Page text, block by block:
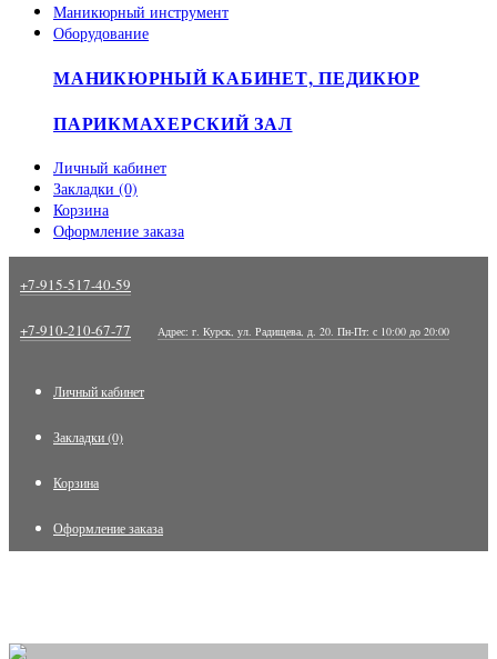
Маникюрный инструмент
Оборудование
МАНИКЮРНЫЙ КАБИНЕТ, ПЕДИКЮР
ПАРИКМАХЕРСКИЙ ЗАЛ
Личный кабинет
Закладки (0)
Корзина
Оформление заказа
+7-915-517-40-59
+7-910-210-67-77 Адрес: г. Курск, ул. Радищева, д. 20. Пн-Пт: с 10:00 до 20:00
Личный кабинет
Закладки (0)
Корзина
Оформление заказа